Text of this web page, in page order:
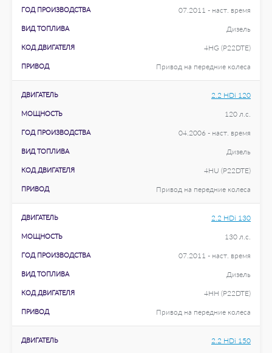
ГОД ПРОИЗВОДСТВА 07.2011 - наст. время
ВИД ТОПЛИВА Дизель
КОД ДВИГАТЕЛЯ 4HG (P22DTE)
ПРИВОД Привод на передние колеса
ДВИГАТЕЛЬ 2.2 HDi 120
МОЩНОСТЬ 120 л.с.
ГОД ПРОИЗВОДСТВА 04.2006 - наст. время
ВИД ТОПЛИВА Дизель
КОД ДВИГАТЕЛЯ 4HU (P22DTE)
ПРИВОД Привод на передние колеса
ДВИГАТЕЛЬ 2.2 HDi 130
МОЩНОСТЬ 130 л.с.
ГОД ПРОИЗВОДСТВА 07.2011 - наст. время
ВИД ТОПЛИВА Дизель
КОД ДВИГАТЕЛЯ 4HH (P22DTE)
ПРИВОД Привод на передние колеса
ДВИГАТЕЛЬ 2.2 HDi 150